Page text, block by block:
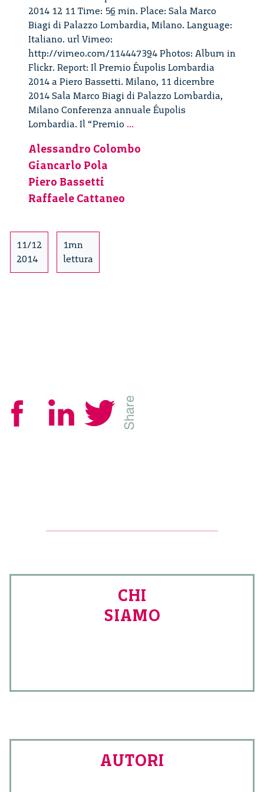
2014 12 11 Time: 56 min. Place: Sala Marco
Biagi di Palazzo Lombardia, Milano. Language:
Italiano. url Vimeo:
http://vimeo.com/114447394 Photos: Album in
Flickr. Report: Il Premio Éupolis Lombardia
2014 a Piero Bassetti. Milano, 11 dicembre
2014 Sala Marco Biagi di Palazzo Lombardia,
Milano Conferenza annuale Éupolis
Lombardia. Il “Premio ...
Lombardia
Alessandro Colombo
Giancarlo Pola
Piero Bassetti
Raffaele Cattaneo
11/12
2014
1mn
lettura
CHI
SIAMO
AUTORI